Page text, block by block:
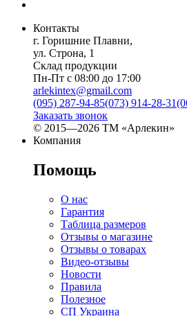
Контакты
г. Горишние Плавни,
ул. Строна, 1
Склад продукции
Пн-Пт с 08:00 до 17:00
arlekintex@gmail.com
(095) 287-94-85(073) 914-28-31
Заказать звонок
© 2015—2026 ТМ «Арлекин»
Компания
Помощь
О нас
Гарантия
Таблица размеров
Отзывы о магазине
Отзывы о товарах
Видео-отзывы
Новости
Правила
Полезное
СП Украина